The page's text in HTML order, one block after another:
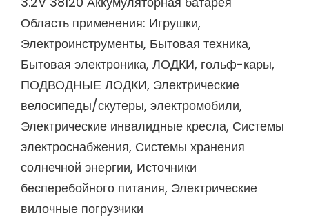
Область применения: Игрушки,
Электроинструменты, Бытовая техника,
Бытовая электроника, ЛОДКИ, гольф-кары,
ПОДВОДНЫЕ ЛОДКИ, Электрические
велосипеды/скутеры, электромобили,
Электрические инвалидные кресла, Системы
электроснабжения, Системы хранения
солнечной энергии, Источники
бесперебойного питания, Электрические
вилочные погрузчики